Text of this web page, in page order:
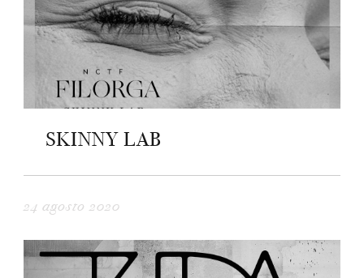
SKINNY LAB
24 agosto 2020